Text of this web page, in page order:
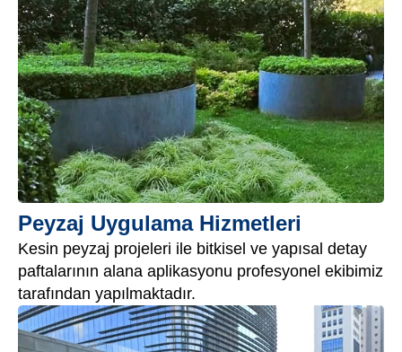
Peyzaj Uygulama Hizmetleri
Kesin peyzaj projeleri ile bitkisel ve yapısal detay
paftalarının alana aplikasyonu profesyonel ekibimiz
tarafından yapılmaktadır.